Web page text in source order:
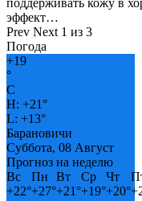
эффект…
Prev Next 1 из 3
Погода
+19
°
C
H: +21°
L: +13°
Барановичи
Суббота, 08 Август
Прогноз на неделю
Вс
Пн Вт Ср Чт
+22°+27°+21°+19°+20°+